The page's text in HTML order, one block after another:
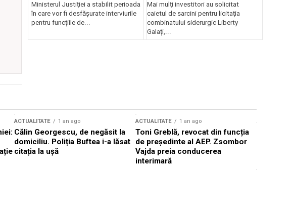
Ministerul Justiției a stabilit perioada
în care vor fi desfășurate interviurile
pentru funcțiile de...
Mai mulți investitori au solicitat
caietul de sarcini pentru licitația
combinatului siderurgic Liberty
Galați,...
ACTUALITATE 1 an ago
Călin Georgescu, de negăsit la
domiciliu. Poliția Buftea i-a lăsat
citația la ușă
ACTUALITATE 1 an ago
Toni Greblă, revocat din funcția
de președinte al AEP. Zsombor
Vajda preia conducerea
interimară